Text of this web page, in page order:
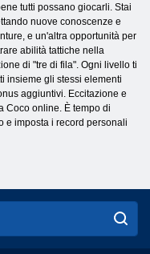
tutti possano giocarli. Stai
nuove conoscenze e
e un'altra opportunità per
abilità tattiche nella
di "tre di fila". Ogni livello ti
insieme gli stessi elementi
aggiuntivi. Eccitazione e
Coco online. È tempo di
e imposta i record personali